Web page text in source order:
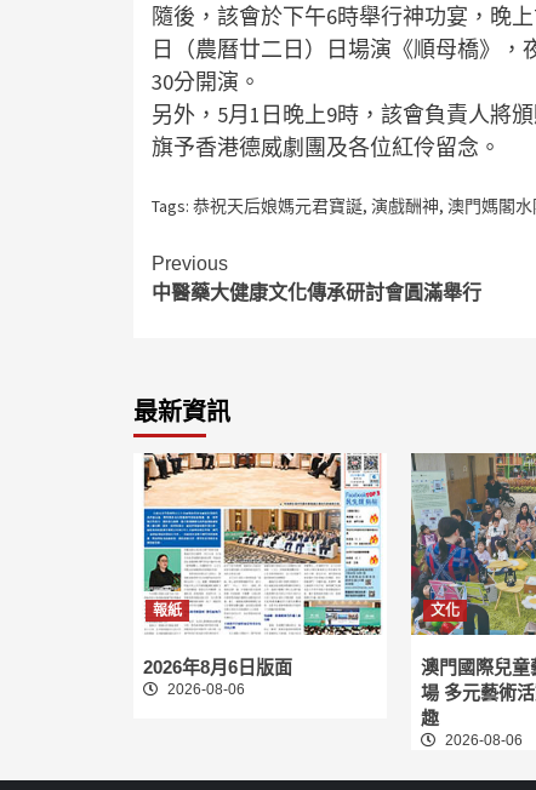
隨後，該會於下午6時舉行神功宴，晚
日（農曆廿二日）日場演《順母橋》
30分開演。
另外，5月1日晚上9時，該會負責人將
旗予香港德威劇團及各位紅伶留念。
Tags: 恭祝天后娘媽元君寶誕, 演戲酬神, 澳門媽閣
Continue
Reading
Previous
中醫藥大健康文化傳承研討會圓滿舉行
最新資訊
報紙
2026年8月6日版面
2026-08-06
文化
澳門國際兒童
場 多元藝術
趣
2026-08-06